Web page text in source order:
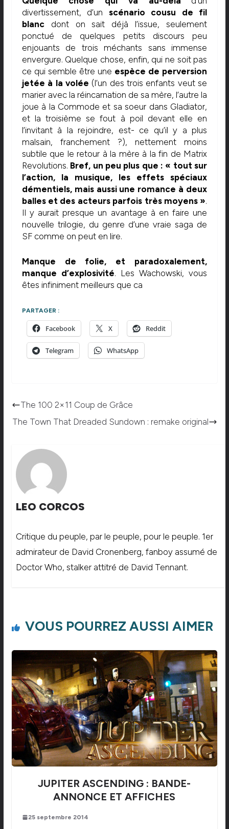
divertissement, d’un scénario cousu de fil
blancdont on sait déjà l’issue, seulement
ponctué de quelques petits discours peu
enjouants de trois méchants sans immense
envergure. Quelque chose, enfin, qui ne soit pas
ce qui semble être une espèce de perversion
jetée à la volée (l’un des trois enfants veut se
marier avec la réincarnation de sa mère, l’autre la
joue à la Commode et sa soeur dans Gladiator,
et la troisième se fout à poil devant elle en
l’invitant à la rejoindre, est- ce qu’il y a plus
malsain, franchement ?), nettement moins
subtile que le retour à la mère à la fin de Matrix
Revolutions. Bref, un peu plus que : « tout sur
l’action, la musique, les effets spéciaux
démentiels, mais aussi une romance à deux
balles et des acteurs parfois très moyens ».
Il y aurait presque un avantage à en faire une
nouvelle trilogie, du genre d’une vraie saga de
SF comme on peut en lire.
Manque de folie, et paradoxalement,
manque d’explosivité. Les Wachowski, vous
êtes infiniment meilleurs que ca
PARTAGER :
Facebook X Reddit
Telegram WhatsApp
The 100 2×11 Coup de Grâce
The Town That Dreaded Sundown : remake original
LEO CORCOS
Critique du peuple, par le peuple, pour le peuple. 1er
admirateur de David Cronenberg, fanboy assumé de
Doctor Who, stalker attitré de David Tennant.
VOUS POURREZ AUSSI AIMER
JUPITER ASCENDING : BANDE-
ANNONCE ET AFFICHES
25 septembre 2014